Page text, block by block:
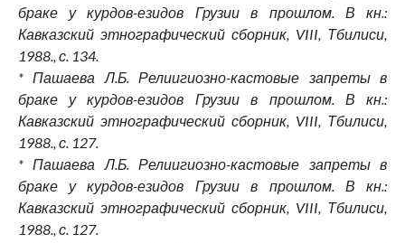
браке у курдов-езидов Грузии в прошлом. В кн.:
Кавказский этнографический сборник, VIII, Тбилиси,
1988., с. 134.
* Пашаева Л.Б. Релиигиозно-кастовые запреты в
браке у курдов-езидов Грузии в прошлом. В кн.:
Кавказский этнографический сборник, VIII, Тбилиси,
1988., с. 127.
* Пашаева Л.Б. Релиигиозно-кастовые запреты в
браке у курдов-езидов Грузии в прошлом. В кн.:
Кавказский этнографический сборник, VIII, Тбилиси,
1988., с. 127.